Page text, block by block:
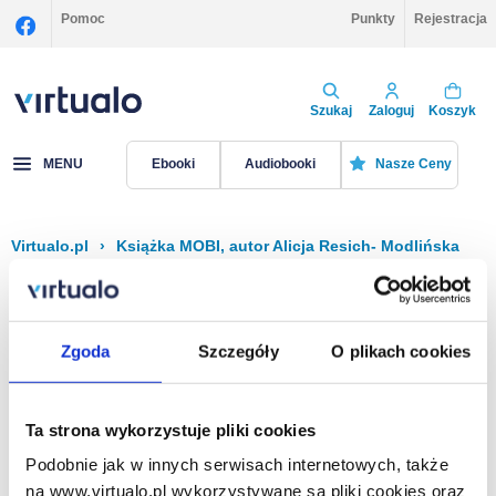
Zgoda Szczegóły O plikach cookies
Ta strona wykorzystuje pliki cookies
Podobnie jak w innych serwisach internetowych, także
na www.virtualo.pl wykorzystywane są pliki cookies oraz
Pomoc Punkty Rejestracja
Szukaj Zaloguj Koszyk
MENU Ebooki Audiobooki Nasze Ceny
Virtualo.pl › Książka MOBI, autor Alicja Resich- Modlińska
Filtruj Sortuj
Na stronie